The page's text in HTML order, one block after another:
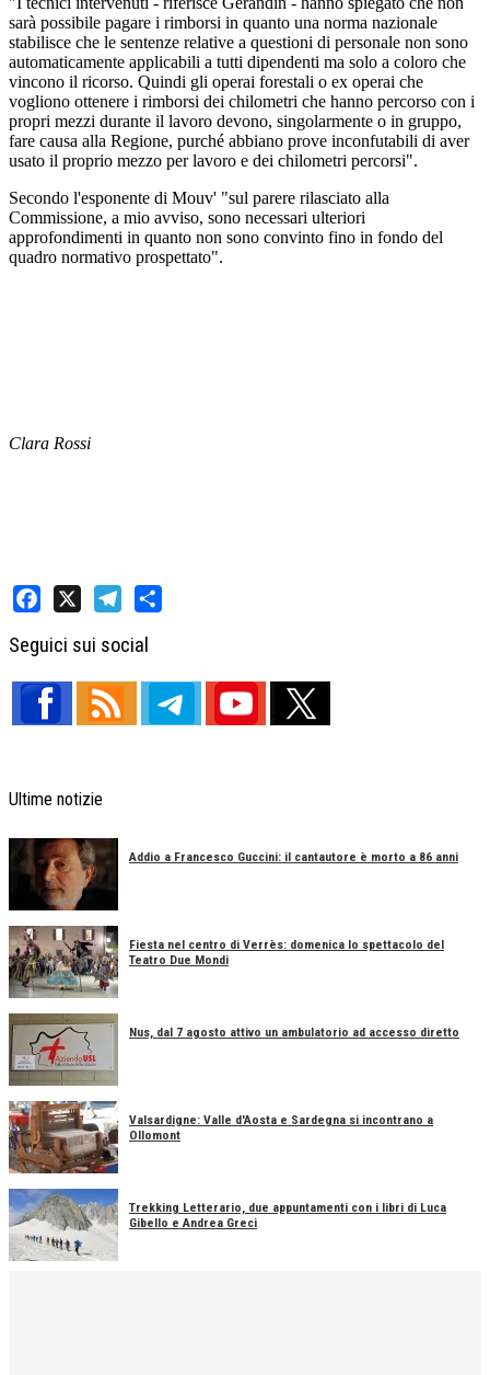
sarà possibile pagare i rimborsi in quanto una norma nazionale
stabilisce che le sentenze relative a questioni di personale non sono
automaticamente applicabili a tutti dipendenti ma solo a coloro che
vincono il ricorso. Quindi gli operai forestali o ex operai che
vogliono ottenere i rimborsi dei chilometri che hanno percorso con i
propri mezzi durante il lavoro devono, singolarmente o in gruppo,
fare causa alla Regione, purché abbiano prove inconfutabili di aver
usato il proprio mezzo per lavoro e dei chilometri percorsi".
Secondo l'esponente di Mouv' "sul parere rilasciato alla
Commissione, a mio avviso, sono necessari ulteriori
approfondimenti in quanto non sono convinto fino in fondo del
quadro normativo prospettato".
Clara Rossi
Seguici sui social
Ultime notizie
Addio a Francesco Guccini: il cantautore è morto a 86 anni
Fiesta nel centro di Verrès: domenica lo spettacolo del
Teatro Due Mondi
Nus, dal 7 agosto attivo un ambulatorio ad accesso diretto
Valsardigne: Valle d'Aosta e Sardegna si incontrano a
Ollomont
Trekking Letterario, due appuntamenti con i libri di Luca
Gibello e Andrea Greci